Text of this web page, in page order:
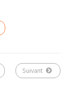
Suivant